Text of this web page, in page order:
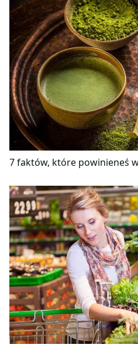
7 faktów, które powinieneś